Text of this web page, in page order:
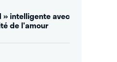
» intelligente avec
de l'amour